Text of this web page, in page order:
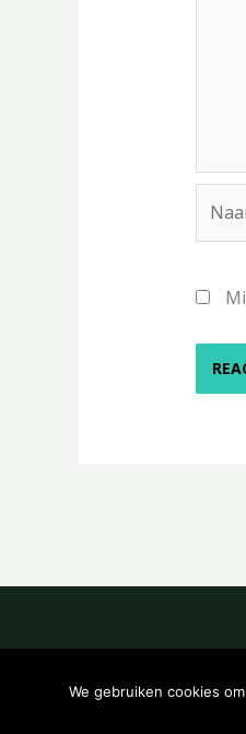
We gebruiken cookies